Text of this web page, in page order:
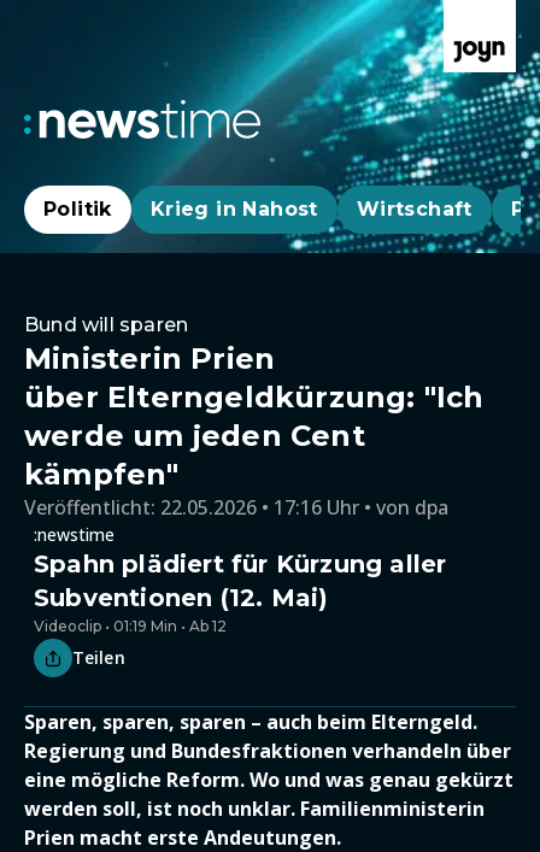
Politik Krieg in Nahost Wirtschaft
Bund will sparen
Ministerin Prien
über Elterngeldkürzung: "Ich
werde um jeden Cent
kämpfen"
Veröffentlicht: 22.05.2026 • 17:16 Uhr von dpa
:newstime
Spahn plädiert für Kürzung aller
Subventionen (12. Mai)
Videoclip • 01:19 Min • Ab 12
Teilen
Sparen, sparen, sparen – auch beim Elterngeld.
Regierung und Bundesfraktionen verhandeln über
eine mögliche Reform. Wo und was genau gekürzt
werden soll, ist noch unklar. Familienministerin
Prien macht erste Andeutungen.